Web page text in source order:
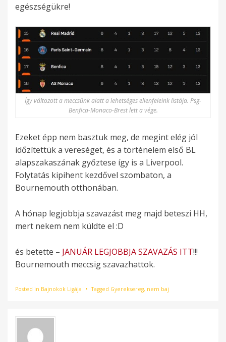
egészségükre!
Így változott a meccsünk alatt a lehetséges ellenfeleink listája. Psg-
Benfica-Monaco-Brest lett a vége.
Ezeket épp nem basztuk meg, de megint elég jól
időzítettük a vereséget, és a történelem első BL
alapszakaszának győztese így is a Liverpool.
Folytatás kipihent kezdővel szombaton, a
Bournemouth otthonában.
A hónap legjobbja szavazást meg majd beteszi HH,
mert nekem nem küldte el :D
és betette – JANUÁR LEGJOBBJA SZAVAZÁS ITT!!!
Bournemouth meccsig szavazhattok.
Posted in Bajnokok Ligája Tagged Gyereksereg, nem baj